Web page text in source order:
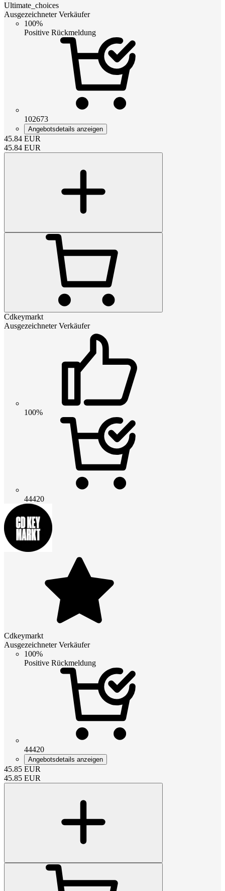
Ultimate_choices
Ausgezeichneter Verkäufer
100%
Positive Rückmeldung
102673
Angebotsdetails anzeigen
45.84 EUR
45.84 EUR
Cdkeymarkt
Ausgezeichneter Verkäufer
100%
44420
Cdkeymarkt
Ausgezeichneter Verkäufer
100%
Positive Rückmeldung
44420
Angebotsdetails anzeigen
45.85 EUR
45.85 EUR